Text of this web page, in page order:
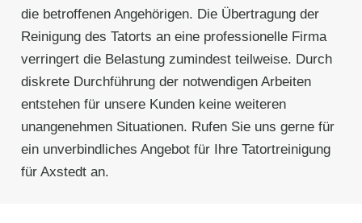
die betroffenen Angehörigen. Die Übertragung der
Reinigung des Tatorts an eine professionelle Firma
verringert die Belastung zumindest teilweise. Durch
diskrete Durchführung der notwendigen Arbeiten
entstehen für unsere Kunden keine weiteren
unangenehmen Situationen. Rufen Sie uns gerne für
ein unverbindliches Angebot für Ihre Tatortreinigung
für Axstedt an.